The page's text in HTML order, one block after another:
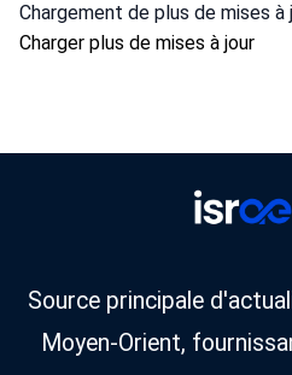
Chargement de plus de mises à
Charger plus de mises à jour
Source principale
Moyen-Orient,